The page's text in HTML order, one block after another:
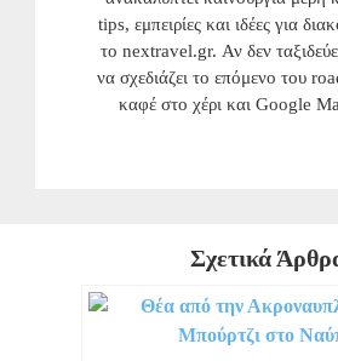
tips, εμπειρίες και ιδέες για
το nextravel.gr. Αν δεν
να σχεδιάζει το επόμενο του
καφέ στο χέρι και Google
Σχετικά